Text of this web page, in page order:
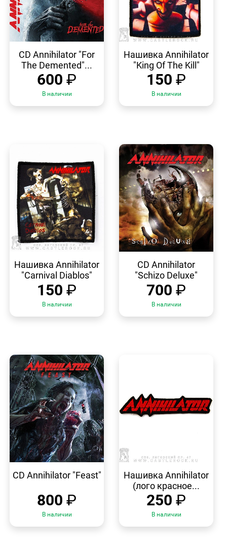
ПРОСМОТР
CD Annihilator "For
The Demented"...
600 ₽
В наличии
ПРОСМОТР
Нашивка Annihilator
"King Of The Kill"
150 ₽
В наличии
ПРОСМОТР
Нашивка Annihilator
"Carnival Diablos"
150 ₽
В наличии
ПРОСМОТР
CD Annihilator
"Schizo Deluxe"
700 ₽
В наличии
ПРОСМОТР
CD Annihilator "Feast"
800 ₽
В наличии
ПРОСМОТР
Нашивка Annihilator
(лого красное...
250 ₽
В наличии